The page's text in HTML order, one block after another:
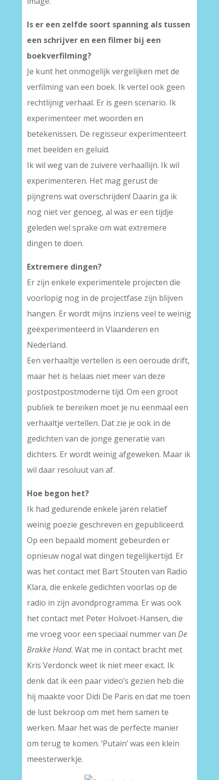
Is er een zelfde soort spanning als tussen
een schrijver en een filmer bij een
boekverfilming?
Je kunt het onmogelijk vergelijken met de
verfilming van een boek. Ik vertel ook geen
rechtlijnig verhaal. Er is geen scenario. Ik
experimenteer met woorden en
betekenissen. De regisseur experimenteert
met beelden en geluid.
Ik wil weg van de zuivere verhaallijn. Ik wil
experimenteren. Het mag gerust de
pijngrens wat overschrijden! Daarin ga ik
nog niet ver genoeg, al was er een tijdje
geleden wel sprake om wat extremere
dingen te doen.
Extremere dingen?
Er zijn enkele experimentele projecten die
voorlopig nog in de projectfase zijn blijven
hangen. Er wordt mijns inziens veel te weinig
geëxperimenteerd in Vlaanderen en
Nederland.
Een verhaaltje vertellen is een oeroude drift,
maar het is helaas niet meer van deze
postpostpostmoderne tijd. Om een groot
publiek te bereiken moet je nu eenmaal een
verhaaltje vertellen. Dat zie je ook in de
gedichten van de jonge generatie van
dichters. Er wordt weinig afgeweken. Maar ik
wil daar resoluut van af.
Hoe begon het?
Ik had gedurende enkele jaren relatief
weinig poëzie geschreven en gepubliceerd.
Op een bepaald moment gebeurden er
opnieuw nogal wat dingen tegelijkertijd. Er
was het contact met Bart Stouten van Radio
Klara, die enkele gedichten voorlas op de
radio in zijn avondprogramma. Er was ook
het contact met Peter Holvoet-Hansen, die
me vroeg voor een speciaal nummer van De
Brakke Hond. Wat me in contact bracht met
Kris Verdonck weet ik niet meer exact. Ik
denk dat ik een paar video’s gezien heb die
hij maakte voor Didi De Paris en dat me toen
de lust bekroop om met hem samen te
werken. Maar het was de perfecte manier
om terug te komen. ‘Putain’ was een klein
meesterwerkje.